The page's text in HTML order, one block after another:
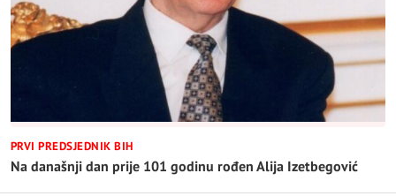
PRVI PREDSJEDNIK BIH
Na današnji dan prije 101 godinu rođen Alija Izetbegović